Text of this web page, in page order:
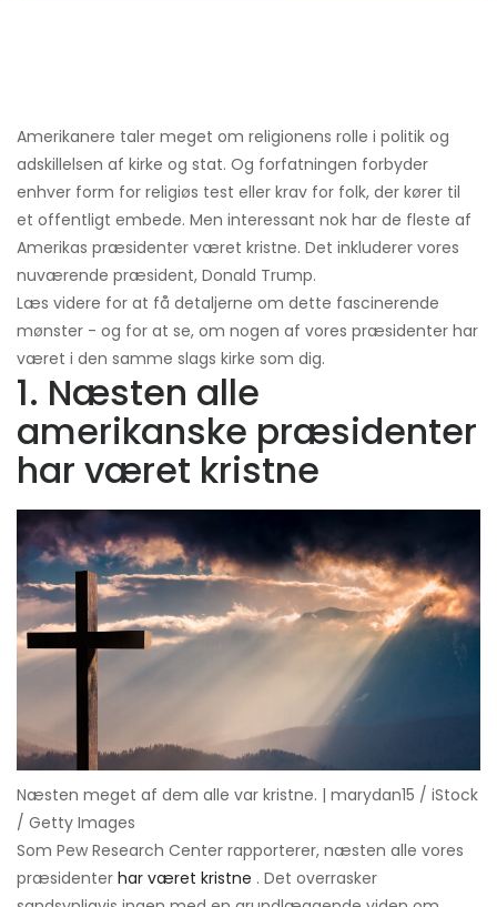
Amerikanere taler meget om religionens rolle i politik og
adskillelsen af ​​kirke og stat. Og forfatningen forbyder
enhver form for religiøs test eller krav for folk, der kører til
et offentligt embede. Men interessant nok har de fleste af
Amerikas præsidenter været kristne. Det inkluderer vores
nuværende præsident, Donald Trump.
Læs videre for at få detaljerne om dette fascinerende
mønster - og for at se, om nogen af ​​vores præsidenter har
været i den samme slags kirke som dig.
1. Næsten alle
amerikanske præsidenter
har været kristne
Næsten meget af dem alle var kristne. | marydan15 / iStock
/ Getty Images
Som Pew Research Center rapporterer, næsten alle vores
præsidenter har været kristne . Det overrasker